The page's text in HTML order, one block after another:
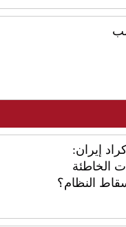
إيران:
الخاطئة
النظام؟